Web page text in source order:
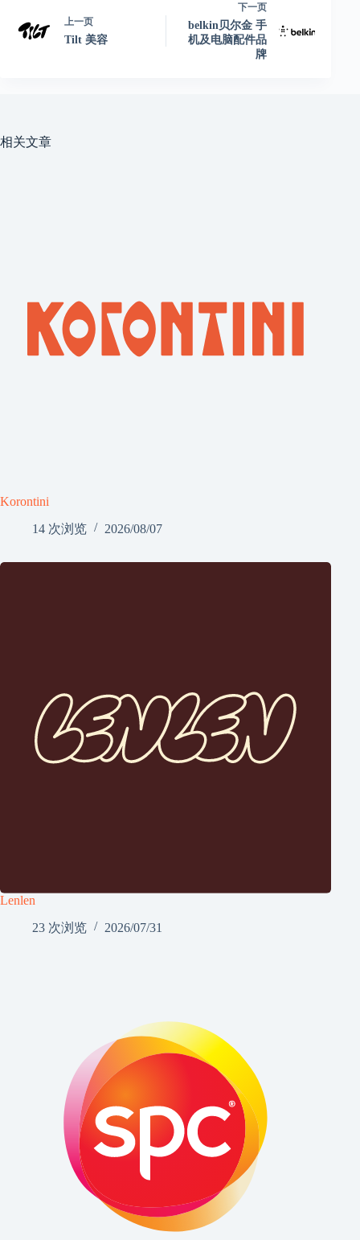
上一页
Tilt 美容
下一页
belkin贝尔金 手
机及电脑配件品
牌
相关文章
Korontini
14 次浏览
2026/08/07
Lenlen
23 次浏览
2026/07/31